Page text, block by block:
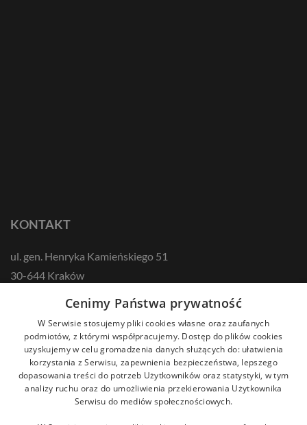
KONTAKT
ul. gen. Henryka Kamieńskiego 51
30-644 Kraków
kontakt@zikodlazdrowia.org
DOWIEDZ SIĘ WIĘCEJ!
Cenimy Państwa prywatność
W Serwisie stosujemy pliki cookies własne oraz zaufanych
podmiotów, z którymi współpracujemy. Dostęp do plików cookies
uzyskujemy w celu gromadzenia danych służących do: ułatwienia
korzystania z Serwisu, zapewnienia bezpieczeństwa, lepszego
dopasowania treści do potrzeb Użytkowników oraz statystyki, w tym
analizy ruchu oraz do umożliwienia przekierowania Użytkownika
Serwisu do mediów społecznościowych.